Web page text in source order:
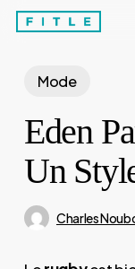
Skip
content
Mode
Eden
Un
Charles